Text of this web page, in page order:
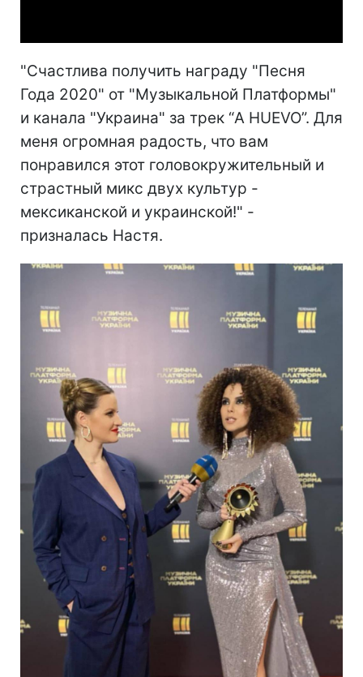
"Счастлива получить награду "Песня
Года 2020" от "Музыкальной Платформы"
и канала "Украина" за трек “A HUEVO”. Для
меня огромная радость, что вам
понравился этот головокружительный и
страстный микс двух культур -
мексиканской и украинской!" -
призналась Настя.